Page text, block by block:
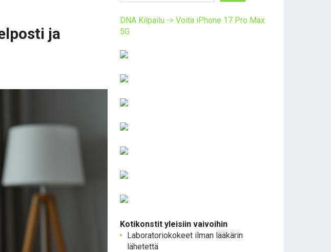
ja
DNA Kilpailu -> Voita iPhone 17 Pro Max
5G
Kotikonstit yleisiin vaivoihin
Laboratoriokokeet ilman lääkärin
lähetettä